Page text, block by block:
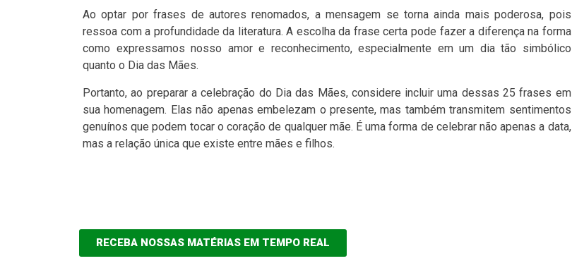
Ao optar por frases de autores renomados, a mensagem se torna ainda mais poderosa, pois
ressoa com a profundidade da literatura. A escolha da frase certa pode fazer a diferença na forma
como expressamos nosso amor e reconhecimento, especialmente em um dia tão simbólico
quanto o Dia das Mães.
Portanto, ao preparar a celebração do Dia das Mães, considere incluir uma dessas 25 frases em
sua homenagem. Elas não apenas embelezam o presente, mas também transmitem sentimentos
genuínos que podem tocar o coração de qualquer mãe. É uma forma de celebrar não apenas a data,
mas a relação única que existe entre mães e filhos.
RECEBA NOSSAS MATÉRIAS EM TEMPO REAL